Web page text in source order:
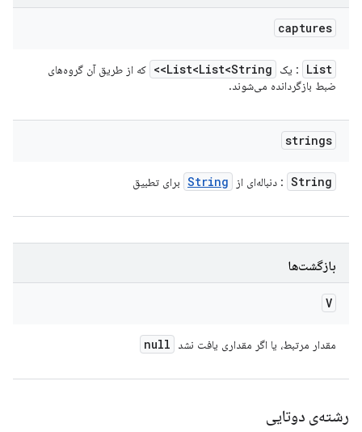
captures
List : یک List<List<String>>
که از طریق آن گروه‌های
ضبط بازگردانده می‌شوند.
strings
String : دنباله‌ای از String برای تطبیق
بازگشت‌ها
V
مقدار مرتبط، یا اگر مقداری یافت نشد null
رشته‌ی دوتایی